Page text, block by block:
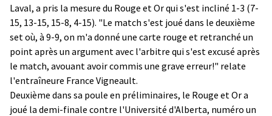
Laval, a pris la mesure du Rouge et Or qui s'est incliné 1-3 (7-
15, 13-15, 15-8, 4-15). "Le match s'est joué dans le deuxième
set où, à 9-9, on m'a donné une carte rouge et retranché un
point après un argument avec l'arbitre qui s'est excusé après
le match, avouant avoir commis une grave erreur!" relate
l'entraîneure France Vigneault.
Deuxième dans sa poule en préliminaires, le Rouge et Or a
joué la demi-finale contre l'Université d'Alberta, numéro un